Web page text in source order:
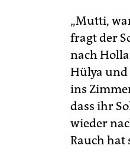
„Mutti,
fragt der
nach
Hülya und
ins
dass ihr
wieder
Rauch hat